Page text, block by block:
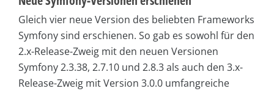
Gleich vier neue Version des beliebten Frameworks
Symfony sind erschienen. So gab es sowohl für den
2.x-Release-Zweig mit den neuen Versionen
Symfony 2.3.38, 2.7.10 und 2.8.3 als auch den 3.x-
Release-Zweig mit Version 3.0.0 umfangreiche